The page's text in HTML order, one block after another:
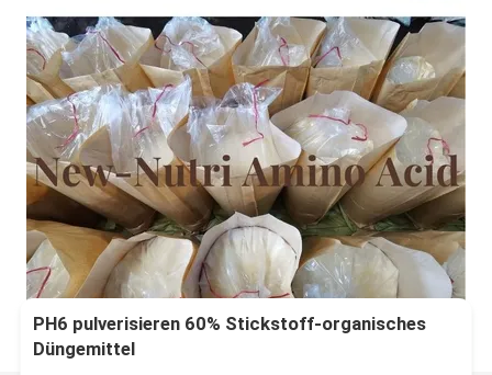
PH6 pulverisieren 60% Stickstoff-organisches
Düngemittel